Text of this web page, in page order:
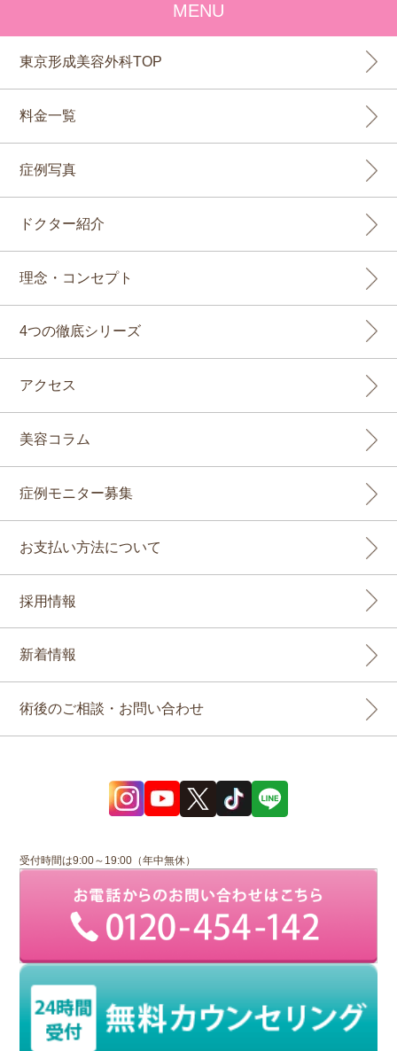
MENU
東京形成美容外科TOP
料金一覧
症例写真
ドクター紹介
理念・コンセプト
4つの徹底シリーズ
アクセス
美容コラム
症例モニター募集
お支払い方法について
採用情報
新着情報
術後のご相談・お問い合わせ
受付時間は9:00～19:00（年中無休）